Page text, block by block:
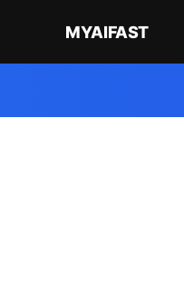
MYAIFAST